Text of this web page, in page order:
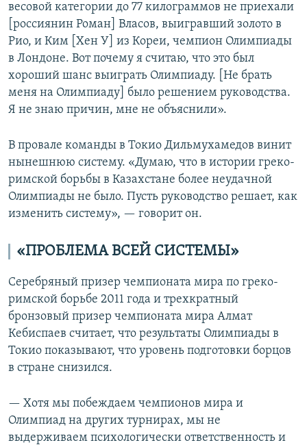
весовой категории до 77 килограммов не приехали
[россиянин Роман] Власов, выигравший золото в
Рио, и Ким [Хен У] из Кореи, чемпион Олимпиады
в Лондоне. Вот почему я считаю, что это был
хороший шанс выиграть Олимпиаду. [Не брать
меня на Олимпиаду] было решением руководства.
Я не знаю причин, мне не объяснили».
В провале команды в Токио Дильмухамедов винит
нынешнюю систему. «Думаю, что в истории греко-
римской борьбы в Казахстане более неудачной
Олимпиады не было. Пусть руководство решает, как
изменить систему», — говорит он.
«ПРОБЛЕМА ВСЕЙ СИСТЕМЫ»
Серебряный призер чемпионата мира по греко-
римской борьбе 2011 года и трехкратный
бронзовый призер чемпионата мира Алмат
Кебиспаев считает, что результаты Олимпиады в
Токио показывают, что уровень подготовки борцов
в стране снизился.
— Хотя мы побеждаем чемпионов мира и
Олимпиад на других турнирах, мы не
выдерживаем психологически ответственность и